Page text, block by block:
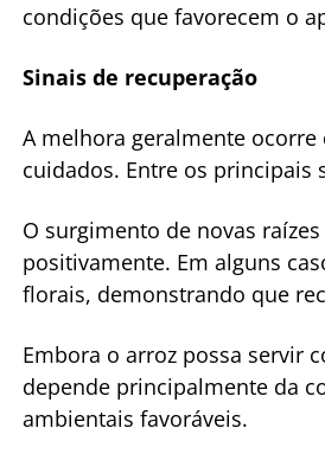
condições que favorecem o
Sinais de recuperação
A melhora geralmente
cuidados. Entre os
O surgimento de novas
positivamente. Em alguns
florais, demonstrando que
Embora o arroz possa servir
depende principalmente da
ambientais favoráveis.